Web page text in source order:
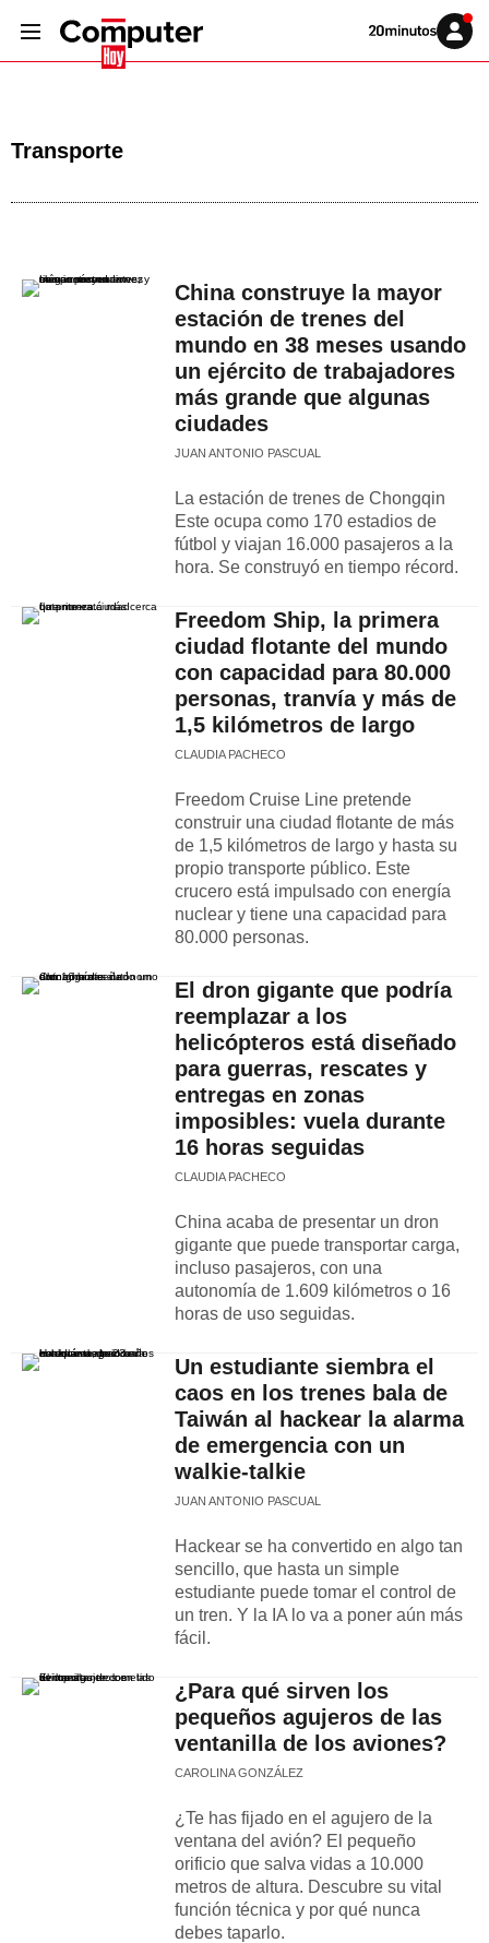
Volver
Iniciar
sesión
Transporte
China construye la mayor
estación de trenes del
mundo en 38 meses usando
un ejército de trabajadores
más grande que algunas
ciudades
JUAN ANTONIO PASCUAL
La estación de trenes de Chongqin
Este ocupa como 170 estadios de
fútbol y viajan 16.000 pasajeros a la
hora. Se construyó en tiempo récord.
Freedom Ship, la primera
ciudad flotante del mundo
con capacidad para 80.000
personas, tranvía y más de
1,5 kilómetros de largo
CLAUDIA PACHECO
Freedom Cruise Line pretende
construir una ciudad flotante de más
de 1,5 kilómetros de largo y hasta su
propio transporte público. Este
crucero está impulsado con energía
nuclear y tiene una capacidad para
80.000 personas.
El dron gigante que podría
reemplazar a los
helicópteros está diseñado
para guerras, rescates y
entregas en zonas
imposibles: vuela durante
16 horas seguidas
CLAUDIA PACHECO
China acaba de presentar un dron
gigante que puede transportar carga,
incluso pasajeros, con una
autonomía de 1.609 kilómetros o 16
horas de uso seguidas.
Un estudiante siembra el
caos en los trenes bala de
Taiwán al hackear la alarma
de emergencia con un
walkie-talkie
JUAN ANTONIO PASCUAL
Hackear se ha convertido en algo tan
sencillo, que hasta un simple
estudiante puede tomar el control de
un tren. Y la IA lo va a poner aún más
fácil.
¿Para qué sirven los
pequeños agujeros de las
ventanilla de los aviones?
CAROLINA GONZÁLEZ
¿Te has fijado en el agujero de la
ventana del avión? El pequeño
orificio que salva vidas a 10.000
metros de altura. Descubre su vital
función técnica y por qué nunca
debes taparlo.